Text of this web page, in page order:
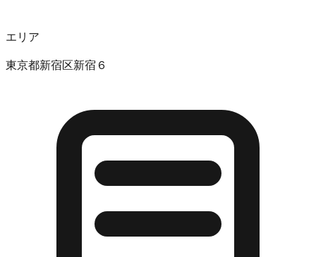
エリア
東京都新宿区新宿６